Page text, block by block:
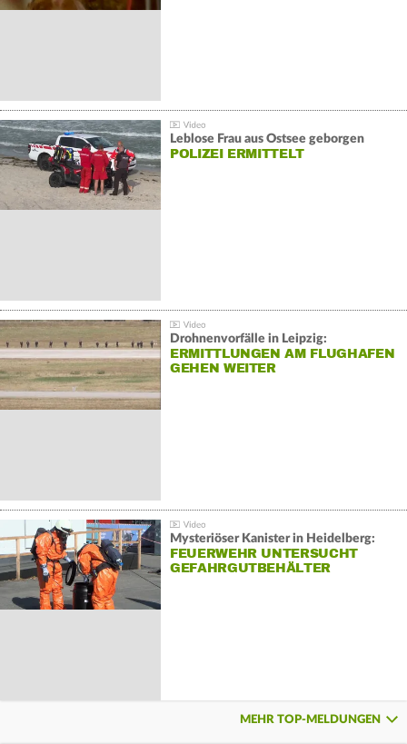
Leblose Frau aus Ostsee geborgen
POLIZEI ERMITTELT
Drohnenvorfälle in Leipzig:
ERMITTLUNGEN AM FLUGHAFEN
GEHEN WEITER
Mysteriöser Kanister in Heidelberg:
FEUERWEHR UNTERSUCHT
GEFAHRGUTBEHÄLTER
MEHR TOP-MELDUNGEN